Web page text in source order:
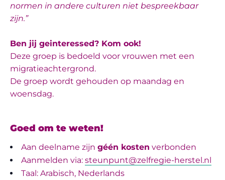
normen in andere culturen niet bespreekbaar
zijn.”
Ben jij geinteressed? Kom ook!
Deze groep is bedoeld voor vrouwen met een
migratieachtergrond.
De groep wordt gehouden op maandag en
woensdag.
Goed om te weten!
Aan deelname zijn géén kosten verbonden
Aanmelden via: steunpunt@zelfregie-herstel.nl
Taal: Arabisch, Nederlands